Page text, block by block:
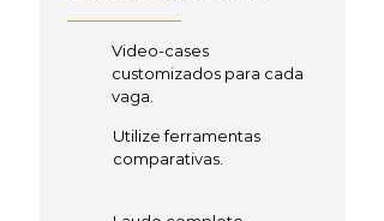
Video-cases
customizados para cada
vaga.
Utilize ferramentas
comparativas.